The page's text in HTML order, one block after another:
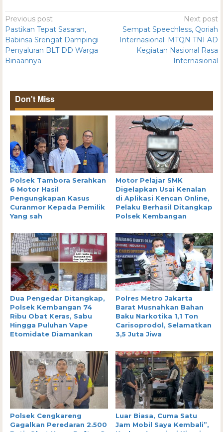
Previous post
Pastikan Tepat Sasaran,
Babinsa Srengat Dampingi
Penyaluran BLT DD Warga
Binaannya
Next post
Sempat Speechless, Qoriah
Internasional: MTQN TNI AD
Kegiatan Nasional Rasa
Internasional
Don't Miss
Polsek Tambora Serahkan
6 Motor Hasil
Pengungkapan Kasus
Curanmor Kepada Pemilik
Yang sah
Motor Pelajar SMK
Digelapkan Usai Kenalan
di Aplikasi Kencan Online,
Pelaku Berhasil Ditangkap
Polsek Kembangan
Dua Pengedar Ditangkap,
Polsek Kembangan 74
Ribu Obat Keras, Sabu
Hingga Puluhan Vape
Etomidate Diamankan
Polres Metro Jakarta
Barat Musnahkan Bahan
Baku Narkotika 1,1 Ton
Carisoprodol, Selamatkan
3,5 Juta Jiwa
Polsek Cengkareng
Gagalkan Peredaran 2.500
Luar Biasa, Cuma Satu
Jam Mobil Saya Kembali”,